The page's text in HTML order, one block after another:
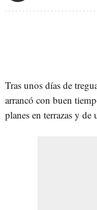
Tras unos días de
arrancó con buen
planes en terrazas y de